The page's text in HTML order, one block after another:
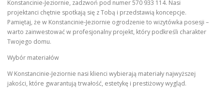
Konstancinie-Jeziornie, zadzwoń pod numer 570 933 114. Nasi
projektanci chętnie spotkają się z Tobą i przedstawią koncepcje.
Pamiętaj, że w Konstancinie-Jeziornie ogrodzenie to wizytówka posesji –
warto zainwestować w profesjonalny projekt, który podkreśli charakter
Twojego domu.
Wybór materiałów
W Konstancinie-Jeziornie nasi klienci wybierają materiały najwyższej
jakości, które gwarantują trwałość, estetykę i prestiżowy wygląd.